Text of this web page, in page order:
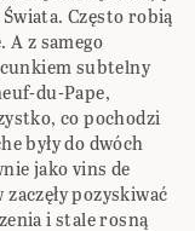
Często robią
A z samego
subtelny
du-Pape,
co pochodzi
były do dwóch
jako vins de
pozyskiwać
i stale rosną